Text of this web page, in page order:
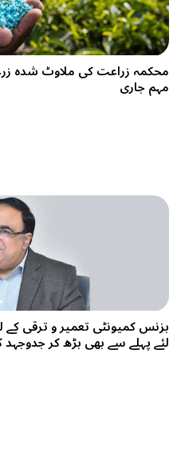
محکمہ زراعت کی ملاوٹ شدہ
مہم جاری
بزنس کمیونٹی تعمیر و ترقی کے
لئے پہلے سے بھی بڑھ کر